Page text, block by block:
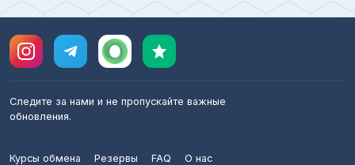
Следите за нами и не пропускайте важные
обновления.
Курсы обмена Резервы FAQ О нас